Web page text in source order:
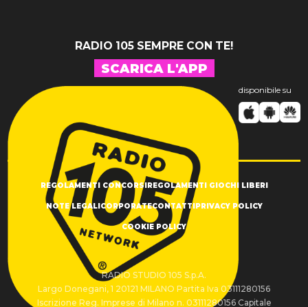
RADIO 105 SEMPRE CON TE!
SCARICA L'APP
disponibile su
REGOLAMENTI CONCORSI REGOLAMENTI GIOCHI LIBERI
NOTE LEGALI CORPORATECONTATTI PRIVACY POLICY
COOKIE POLICY
RADIO STUDIO 105 S.p.A.
Largo Donegani, 1 20121 MILANO Partita Iva 03111280156
Iscrizione Reg. Imprese di Milano n. 03111280156 Capitale